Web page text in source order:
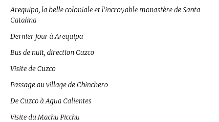
Arequipa, la belle coloniale et l’incroyable monastère de Santa
Catalina
Dernier jour à Arequipa
Bus de nuit, direction Cuzco
Visite de Cuzco
Passage au village de Chinchero
De Cuzco à Agua Calientes
Visite du Machu Picchu